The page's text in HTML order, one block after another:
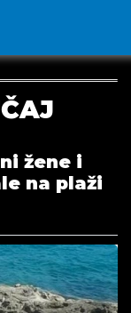
žene i
na plaži